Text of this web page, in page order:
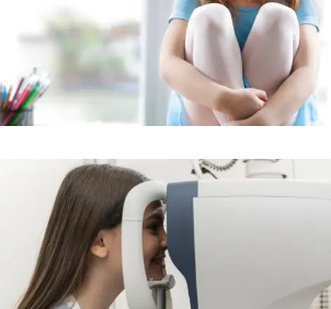
Corrección nocturna para una visión diurna clara.
Ortoqueratología